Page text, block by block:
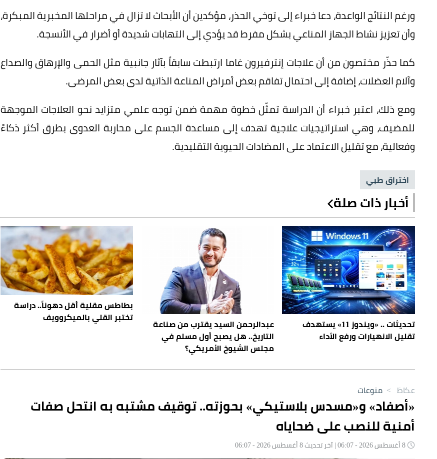
ورغم النتائج الواعدة، دعا خبراء إلى توخي الحذر، مؤكدين أن الأبحاث لا تزال في مراحلها المخبرية المبكرة،
وأن تعزيز نشاط الجهاز المناعي بشكل مفرط قد يؤدي إلى التهابات شديدة أو أضرار في الأنسجة.
كما حذّر مختصون من أن علاجات إنترفيرون غاما ارتبطت سابقاً بآثار جانبية مثل الحمى والإرهاق والصداع
وآلام العضلات، إضافة إلى احتمال تفاقم بعض أمراض المناعة الذاتية لدى بعض المرضى.
ومع ذلك، اعتبر خبراء أن الدراسة تمثّل خطوة مهمة ضمن توجه علمي متزايد نحو العلاجات الموجهة
للمضيف، وهي استراتيجيات علاجية تهدف إلى مساعدة الجسم على محاربة العدوى بطرق أكثر ذكاءً
وفعالية، مع تقليل الاعتماد على المضادات الحيوية التقليدية.
اختراق طبي
أخبار ذات صلة
تحديثات .. «ويندوز 11» يستهدف
تقليل الانهيارات ورفع الأداء
عبدالرحمن السيد يقترب من صناعة
التاريخ.. هل يصبح أول مسلم في
مجلس الشيوخ الأمريكي؟
بطاطس مقلية أقل دهوناً.. دراسة
تختبر القلي بالميكروويف
عكاظ > منوعات
«أصفاد» و«مسدس بلاستيكي» بحوزته.. توقيف مشتبه به انتحل صفات
أمنية للنصب على ضحاياه